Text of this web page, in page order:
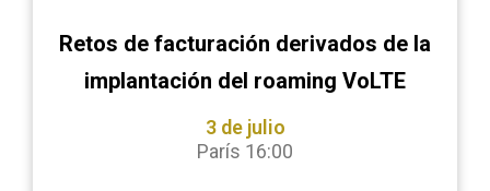
Retos de facturación derivados de la
implantación del roaming VoLTE
3 de julio
París 16:00